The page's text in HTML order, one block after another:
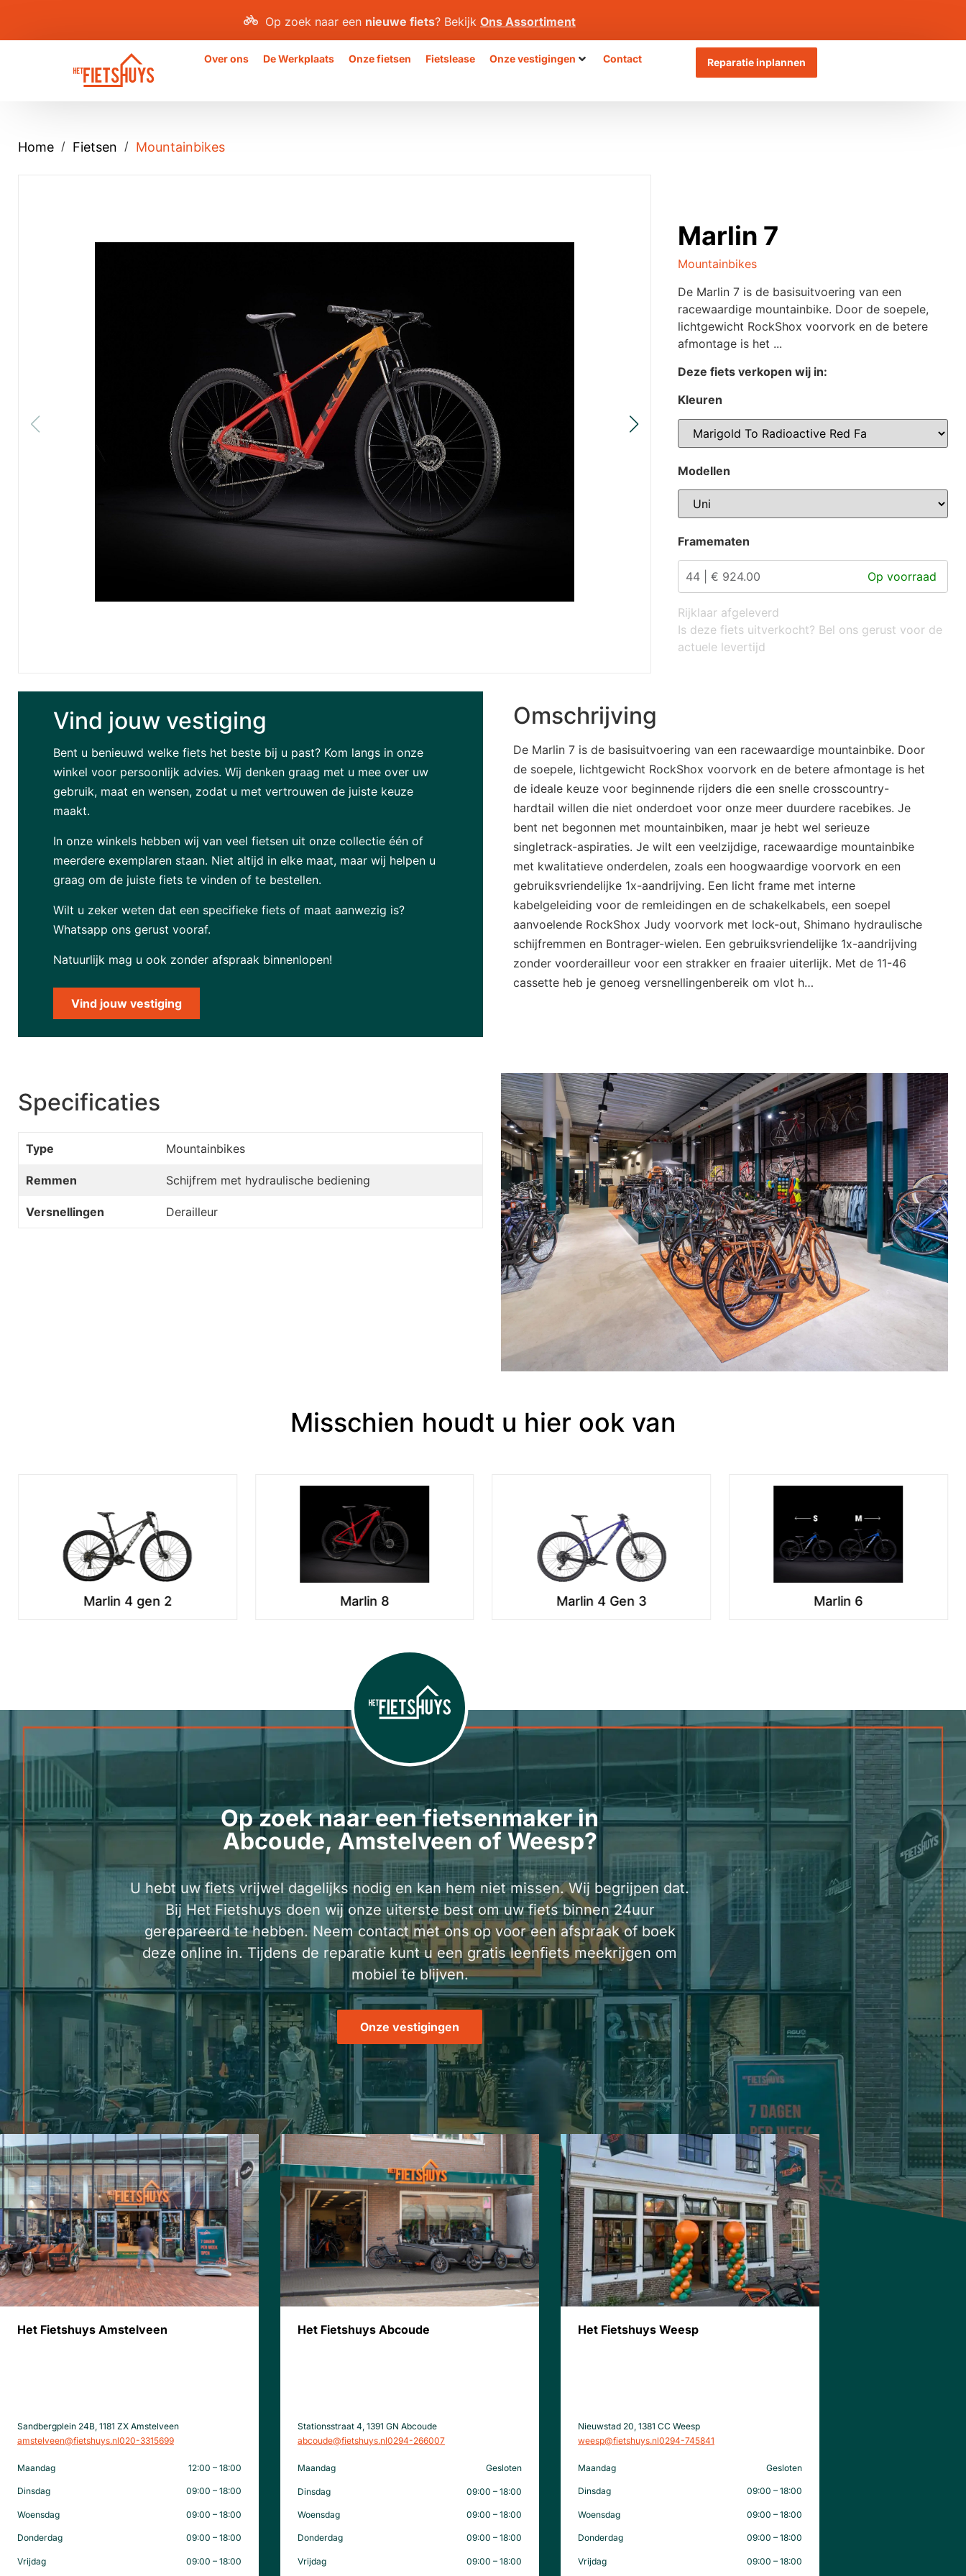
Op zoek naar een nieuwe fiets? Bekijk Ons Assortiment
Over ons De Werkplaats Onze fietsen Fietslease Onze vestigingen Contact Reparatie inplannen
Home / Fietsen / Mountainbikes
Marlin 7
Mountainbikes
De Marlin 7 is de basisuitvoering van een
racewaardige mountainbike. Door de soepele,
lichtgewicht RockShox voorvork en de betere
afmontage is het ...
Deze fiets verkopen wij in:
Kleuren
Modellen
Framematen
44 | € 924.00
Rijklaar afgeleverd
Is deze fiets uitverkocht? Bel ons gerust voor de
actuele levertijd
Vind jouw vestiging
Bent u benieuwd welke fiets het beste bij u past? Kom langs in onze
winkel voor persoonlijk advies. Wij denken graag met u mee over uw
gebruik, maat en wensen, zodat u met vertrouwen de juiste keuze
maakt.
In onze winkels hebben wij van veel fietsen uit onze collectie één of
meerdere exemplaren staan. Niet altijd in elke maat, maar wij helpen u
graag om de juiste fiets te vinden of te bestellen.
Wilt u zeker weten dat een specifieke fiets of maat aanwezig is?
Whatsapp ons gerust vooraf.
Natuurlijk mag u ook zonder afspraak binnenlopen!
Vind jouw vestiging
Omschrijving
De Marlin 7 is de basisuitvoering van een racewaardige mountainbike. Door
de soepele, lichtgewicht RockShox voorvork en de betere afmontage is het
de ideale keuze voor beginnende rijders die een snelle crosscountry-
hardtail willen die niet onderdoet voor onze meer duurdere racebikes. Je
bent net begonnen met mountainbiken, maar je hebt wel serieuze
singletrack-aspiraties. Je wilt een veelzijdige, racewaardige mountainbike
met kwalitatieve onderdelen, zoals een hoogwaardige voorvork en een
gebruiksvriendelijke 1x-aandrijving. Een licht frame met interne
kabelgeleiding voor de remleidingen en de schakelkabels, een soepel
aanvoelende RockShox Judy voorvork met lock-out, Shimano hydraulische
schijfremmen en Bontrager-wielen. Een gebruiksvriendelijke 1x-aandrijving
zonder voorderailleur voor een strakker en fraaier uiterlijk. Met de 11-46
cassette heb je genoeg versnellingenbereik om vlot h…
Specificaties
Type Mountainbikes
Remmen Schijfrem met hydraulische bediening
Versnellingen Derailleur
Misschien houdt u hier ook van
Marlin 8 Marlin 4 Gen 3 Marlin 6 Marlin 4 gen 2
Op zoek naar een fietsenmaker in
Abcoude, Amstelveen of Weesp?
U hebt uw fiets vrijwel dagelijks nodig en kan hem niet missen. Wij begrijpen dat.
Bij Het Fietshuys doen wij onze uiterste best om uw fiets binnen 24uur
gerepareerd te hebben. Neem contact met ons op voor een afspraak of boek
deze online in. Tijdens de reparatie kunt u een gratis leenfiets meekrijgen om
mobiel te blijven.
Onze vestigingen
Het Fietshuys Amstelveen
Sandbergplein 24B, 1181 ZX Amstelveen
amstelveen@fietshuys.nl020-3315699
Maandag 12:00 – 18:00
Dinsdag 09:00 – 18:00
Woensdag 09:00 – 18:00
Donderdag 09:00 – 18:00
Vrijdag 09:00 – 18:00
Het Fietshuys Abcoude
Stationsstraat 4, 1391 GN Abcoude
abcoude@fietshuys.nl0294-266007
Maandag Gesloten
Dinsdag 09:00 – 18:00
Woensdag 09:00 – 18:00
Donderdag 09:00 – 18:00
Vrijdag 09:00 – 18:00
Het Fietshuys Weesp
Nieuwstad 20, 1381 CC Weesp
weesp@fietshuys.nl0294-745841
Maandag Gesloten
Dinsdag 09:00 – 18:00
Woensdag 09:00 – 18:00
Donderdag 09:00 – 18:00
Vrijdag 09:00 – 18:00